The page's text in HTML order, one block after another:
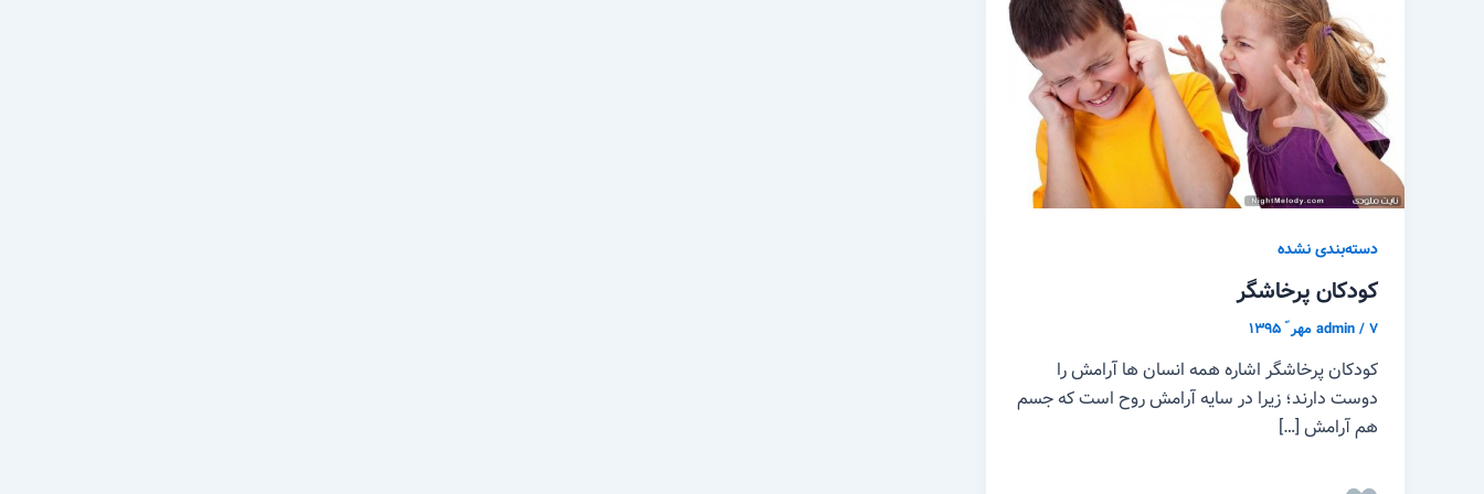
دسته‌بندی نشده
کودکان پرخاشگر
admin/۷ مهر ّ ۱۳۹۵
کودکان پرخاشگر اشاره همه انسان ها آرامش را
دوست دارند؛ زیرا در سایه آرامش روح است که جسم
هم آرامش […]